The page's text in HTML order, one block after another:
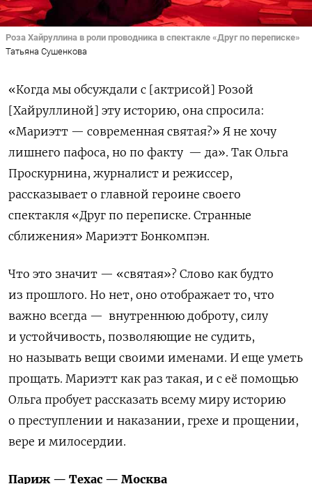
Роза Хайруллина в роли проводника в спектакле «Друг по переписке»
Татьяна Сушенкова
«Когда мы обсуждали с [актрисой] Розой
[Хайруллиной] эту историю, она спросила:
«Мариэтт — современная святая?» Я не хочу
лишнего пафоса, но по факту — да». Так Ольга
Проскурнина, журналист и режиссер,
рассказывает о главной героине своего
спектакля «Друг по переписке. Странные
сближения» Мариэтт Бонкомпэн.
Что это значит — «святая»? Слово как будто
из прошлого. Но нет, оно отображает то, что
важно всегда — внутреннюю доброту, силу
и устойчивость, позволяющие не судить,
но называть вещи своими именами. И еще уметь
прощать. Мариэтт как раз такая, и с её помощью
Ольга пробует рассказать всему миру историю
о преступлении и наказании, грехе и прощении,
вере и милосердии.
Париж — Техас — Москва